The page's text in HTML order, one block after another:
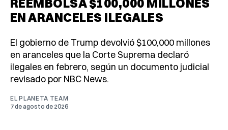
REEMBOLSA $100,000 MILLONES
EN ARANCELES ILEGALES
El gobierno de Trump devolvió $100,000 millones
en aranceles que la Corte Suprema declaró
ilegales en febrero, según un documento judicial
revisado por NBC News.
EL PLANETA TEAM
7 de agosto de 2026